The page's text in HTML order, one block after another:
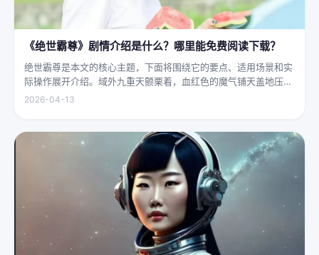
《绝世霸尊》剧情介绍是什么？哪里能免费阅读下载？
绝世霸尊是本文的核心主题，下面将围绕它的要点、适用场景和实
际操作展开介绍。域外九重天颤栗着，血红色的魔气铺天盖地压向
人间界最后一道防线——诛仙阵。阵中百万仙神联军已是强弩之
2026-04-13